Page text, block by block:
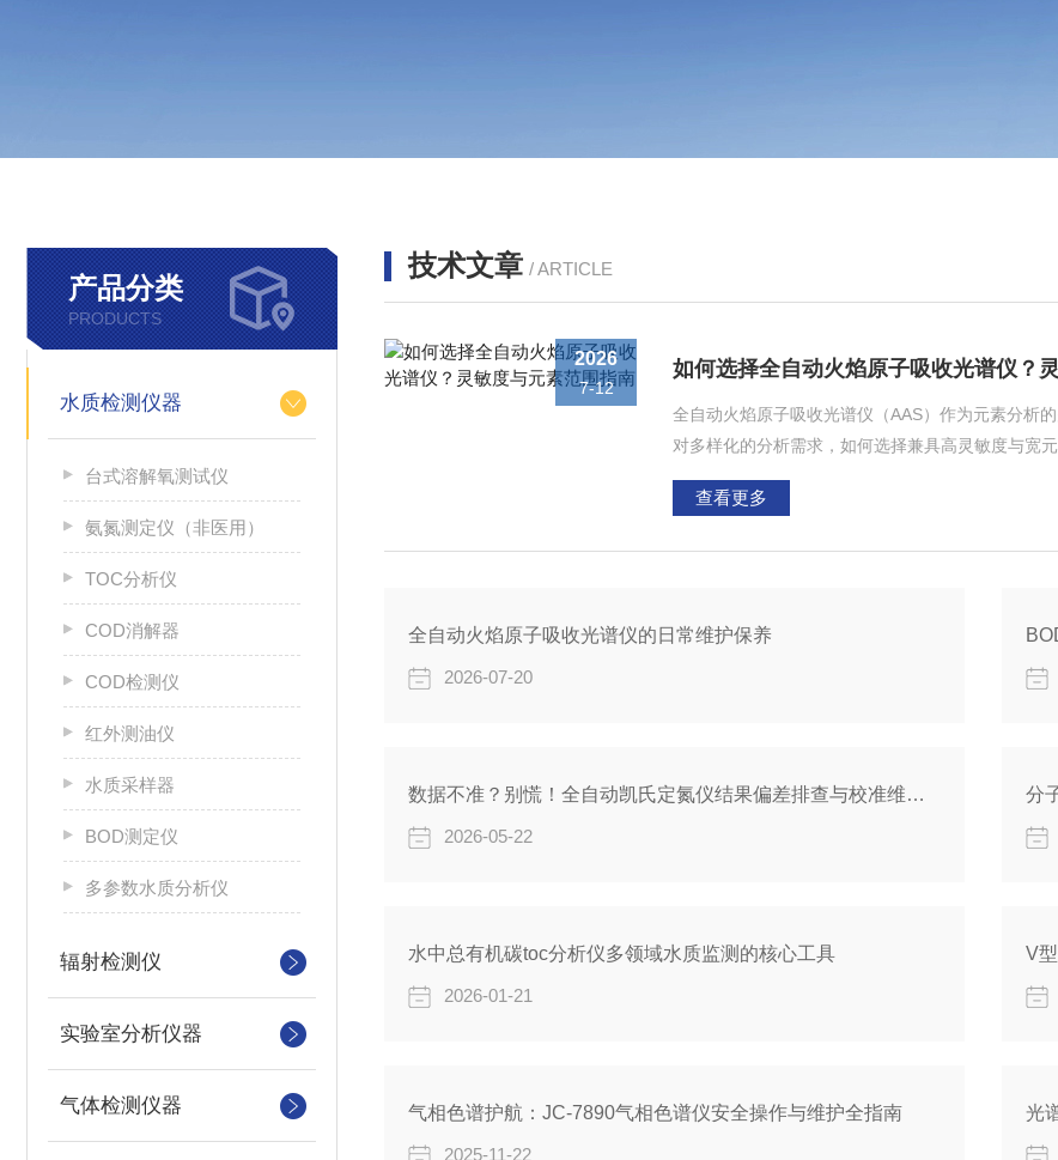
产品分类
PRODUCTS
水质检测仪器
台式溶解氧测试仪
氨氮测定仪（非医用）
TOC分析仪
COD消解器
COD检测仪
红外测油仪
水质采样器
BOD测定仪
多参数水质分析仪
辐射检测仪
实验室分析仪器
气体检测仪器
技术文章 / ARTICLE
2026
7-12
如何选择全自动火焰原子吸收光谱仪？
全自动火焰原子吸收光谱仪（AAS）作为元素分析
对多样化的分析需求，如何选择兼具高灵敏度与宽
化选型指南，助力用户精准匹配实验需求。一、灵
力的关键指标，需关注以下核心要素：1.检出限与
查看更多
全自动火焰原子吸收光谱仪的日常维护保养
2026-07-20
数据不准？别慌！全自动凯氏定氮仪结果偏差排查与校准维护实战手册
2026-05-22
分
水中总有机碳toc分析仪多领域水质监测的核心工具
2026-01-21
V
气相色谱护航：JC-7890气相色谱仪安全操作与维护全指南
2025-11-22